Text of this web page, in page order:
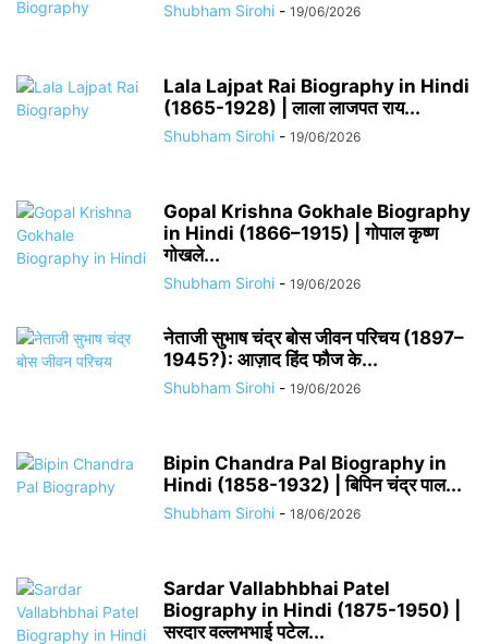
Shubham Sirohi - 19/06/2026
Lala Lajpat Rai Biography in Hindi
(1865-1928) | लाला लाजपत राय...
Shubham Sirohi - 19/06/2026
Gopal Krishna Gokhale Biography
in Hindi (1866–1915) | गोपाल कृष्ण
गोखले...
Shubham Sirohi - 19/06/2026
नेताजी सुभाष चंद्र बोस जीवन परिचय (1897–
1945?): आज़ाद हिंद फौज के...
Shubham Sirohi - 19/06/2026
Bipin Chandra Pal Biography in
Hindi (1858-1932) | बिपिन चंद्र पाल...
Shubham Sirohi - 18/06/2026
Sardar Vallabhbhai Patel
Biography in Hindi (1875-1950) |
सरदार वल्लभभाई पटेल...